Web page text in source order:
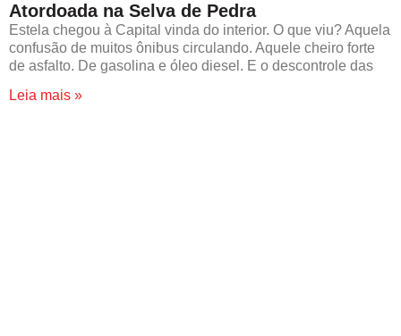
Atordoada na Selva de Pedra
Estela chegou à Capital vinda do interior. O que viu? Aquela
confusão de muitos ônibus circulando. Aquele cheiro forte
de asfalto. De gasolina e óleo diesel. E o descontrole das
Leia mais »